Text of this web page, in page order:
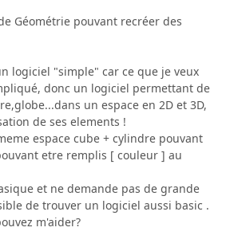
Géométrie pouvant recréer des
logiciel "simple" car ce que je veux
donc un logiciel permettant de
un espace en 2D et 3D,
de ses elements !
espace cube + cylindre pouvant
etre remplis [ couleur ] au
et ne demande pas de grande
de trouver un logiciel aussi basic .
m'aider?